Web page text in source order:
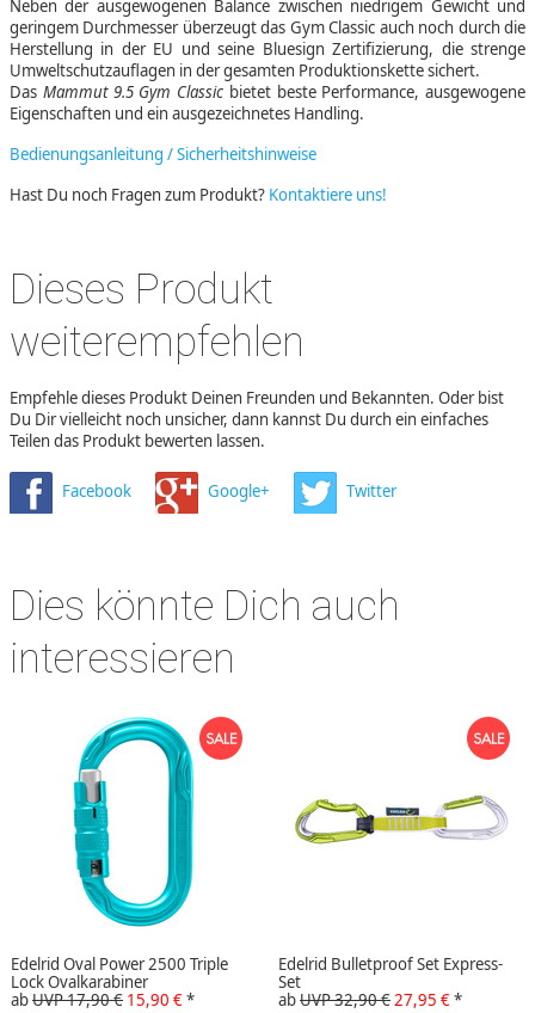
Neben der ausgewogenen Balance zwischen niedrigem Gewicht und
geringem Durchmesser überzeugt das Gym Classic auch noch durch die
Herstellung in der EU und seine Bluesign Zertifizierung, die strenge
Umweltschutzauflagen in der gesamten Produktionskette sichert.
Das Mammut 9.5 Gym Classic bietet beste Performance, ausgewogene
Eigenschaften und ein ausgezeichnetes Handling.
Bedienungsanleitung / Sicherheitshinweise
Hast Du noch Fragen zum Produkt? Kontaktiere uns!
Dieses Produkt
weiterempfehlen
Empfehle dieses Produkt Deinen Freunden und Bekannten. Oder bist
Du Dir vielleicht noch unsicher, dann kannst Du durch ein einfaches
Teilen das Produkt bewerten lassen.
Facebook Google+ Twitter
Dies könnte Dich auch
interessieren
Edelrid Oval Power 2500 Triple
Lock Ovalkarabiner
abUVP 17,90 € 15,90 €*
Edelrid Bulletproof Set Express-
Set
abUVP 32,90 €27,95 €*